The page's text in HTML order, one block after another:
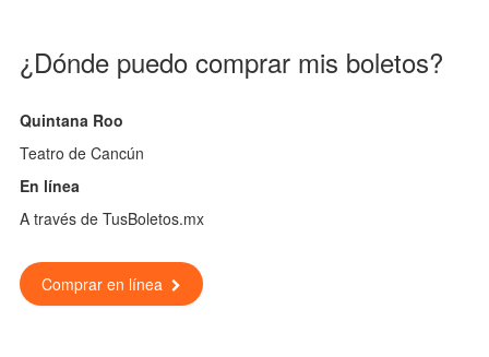
¿Dónde puedo comprar mis boletos?
Quintana Roo
Teatro de Cancún
En línea
A través de TusBoletos.mx
Comprar en línea